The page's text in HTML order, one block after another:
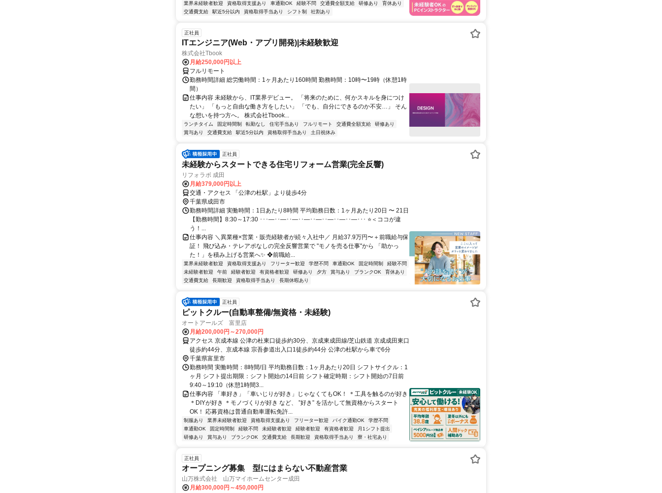
業界未経験者歓迎 資格取得支援あり 車通勤OK 経験不問 交通費全額支給 研修あり
育休あり
交通費支給
駅近5分以内 資格取得手当あり シフト制 社割あり
正社員
ITエンジニア(Web・アプリ開発)|未経験歓迎
株式会社Tbook
月給250,000円以上
フルリモート
勤務時間詳細 総労働時間：1ヶ月あたり160時間 勤務時間：10時〜19時（休憩1時
間）
仕事内容 未経験から、IT業界デビュー。 「将来のために、何かスキルを身につけ
たい」 「もっと自由な働き方をしたい」 「でも、自分にできるのか不安…」 そん
な想いを持つ方へ。 株式会社Tbook...
ランチタイム 固定時間制 転勤なし 住宅手当あり フルリモート 交通費全額支給
研修あり
賞与あり
交通費支給 駅近5分以内 資格取得手当あり 土日祝休み
正社員
未経験からスタートできる住宅リフォーム営業(完全反響)
リフォラボ 成田
月給379,000円以上
交通・アクセス 「公津の杜駅」より徒歩4分
千葉県成田市
勤務時間詳細 実働時間：1日あたり8時間 平均勤務日数：1ヶ月あたり20日 〜 21日
【勤務時間】8:30～17:30 ･･･―･･―･･―･･―･･―･･―･･―･･―･･･ ⭐＜ココが違
う！...
仕事内容 ＼異業種×営業・販売経験者が続々入社中／ 月給37.9万円〜＋前職給与保
証！ 飛び込み・テレアポなしの完全反響営業で "モノを売る仕事"から 「助かっ
た！」を積み上げる営業へ✨ ❖前職給...
業界未経験者歓迎 資格取得支援あり フリーター歓迎 学歴不問 車通勤OK 固定時間制
経験不問
未経験者歓迎
午前 経験者歓迎 有資格者歓迎 研修あり 夕方 賞与あり ブランクOK
育休あり
交通費支給
長期歓迎 資格取得手当あり 長期休暇あり
正社員
ピットクルー(自動車整備/無資格・未経験)
オートアールズ 富里店
月給200,000円～270,000円
アクセス 京成本線 公津の杜東口徒歩約30分、京成東成田線/芝山鉄道 京成成田東口
徒歩約44分、京成本線 宗吾参道出入口1徒歩約44分 公津の杜駅から車で6分
千葉県富里市
勤務時間 実働時間：8時間/日 平均勤務日数：1ヶ月あたり20日 シフトサイクル：1
ヶ月 シフト提出期限：シフト開始の14日前 シフト確定時期：シフト開始の7日前
9:40～19:10（休憩1時間3...
仕事内容 「車好き」「車いじりが好き」じゃなくてもOK！ ＊工具を触るのが好き
＊DIYが好き ＊モノづくりが好き など、 ”好き” を活かして無資格からスタート
OK！ 応募資格は普通自動車運転免許...
制服あり 業界未経験者歓迎 資格取得支援あり フリーター歓迎 バイク通勤OK
学歴不問
車通勤OK
固定時間制 経験不問 未経験者歓迎 経験者歓迎 有資格者歓迎
月1シフト提出
研修あり
賞与あり ブランクOK 交通費支給 長期歓迎 資格取得手当あり 寮・社宅あり
正社員
オープニング募集 型にはまらない不動産営業
山万株式会社 山万マイホームセンター成田
月給300,000円～450,000円